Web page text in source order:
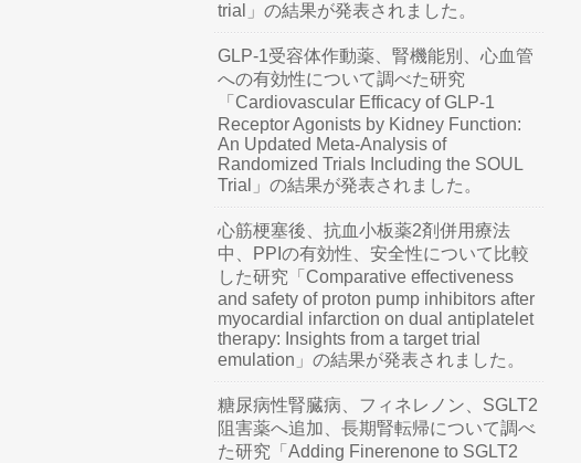
trial」の結果が発表されました。
GLP-1受容体作動薬、腎機能別、心血管
への有効性について調べた研究
「Cardiovascular Efficacy of GLP-1
Receptor Agonists by Kidney Function:
An Updated Meta-Analysis of
Randomized Trials Including the SOUL
Trial」の結果が発表されました。
心筋梗塞後、抗血小板薬2剤併用療法
中、PPIの有効性、安全性について比較
した研究「Comparative effectiveness
and safety of proton pump inhibitors after
myocardial infarction on dual antiplatelet
therapy: Insights from a target trial
emulation」の結果が発表されました。
糖尿病性腎臓病、フィネレノン、SGLT2
阻害薬へ追加、長期腎転帰について調べ
た研究「Adding Finerenone to SGLT2